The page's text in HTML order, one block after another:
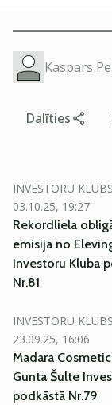
Kaspars
Dalīties
INVESTORU KLUBS
03.10.25, 19:27
Rekordliela
emisija no
Investoru Kluba
Nr.81
INVESTORU KLUBS
23.09.25, 16:06
Madara
Gunta Šulte
podkāstā Nr.79